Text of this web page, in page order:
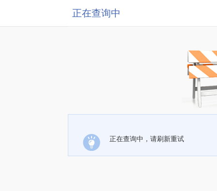
正在查询中
正在查询中，请刷新重试